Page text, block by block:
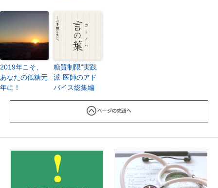
2019年こそ、
あなたの低糖元
年に！
糖質制限”実践
派”医師のアド
バイス総集編